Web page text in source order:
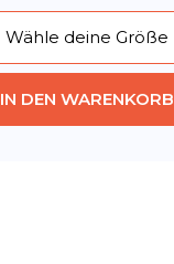
Wähle deine Größe
IN DEN WARENKORB